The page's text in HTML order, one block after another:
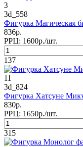
3
3d_558
Фигурка Магическая
836р.
РРЦ: 1600р./шт.
137
11
3d_824
Фигурка Хатсуне
830р.
РРЦ: 1650р./шт.
315